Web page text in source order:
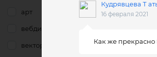
арт
вебдизайн
векторная иллюстрация
Кудрявцева Т
16 февраля 2021
Как же прекрасно